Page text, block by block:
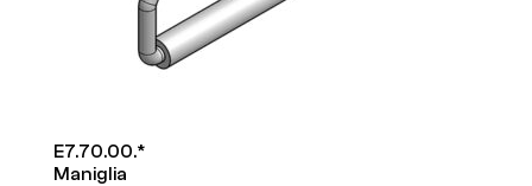
E7.70.00.*
Maniglia